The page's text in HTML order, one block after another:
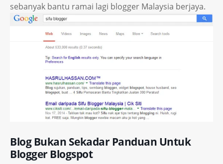
sebanyak bantu ramai lagi blogger Malaysia berjaya.
Blog Bukan Sekadar Panduan Untuk
Blogger Blogspot